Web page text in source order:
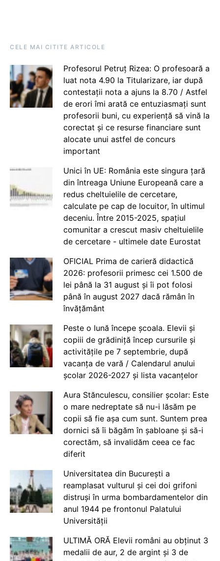
CELE MAI CITITE ARTICOLE
Profesorul Petruț Rizea: O profesoară a
luat nota 4.90 la Titularizare, iar după
contestații nota a ajuns la 8.70 / Astfel
de erori îmi arată ce entuziasmați sunt
profesorii buni, cu experiență să vină la
corectat și ce resurse financiare sunt
alocate unui astfel de concurs
important
Unici în UE: România este singura țară
din întreaga Uniune Europeană care a
redus cheltuielile de cercetare,
calculate pe cap de locuitor, în ultimul
deceniu. Între 2015-2025, spațiul
comunitar a crescut masiv cheltuielile
de cercetare - ultimele date Eurostat
OFICIAL Prima de carieră didactică
2026: profesorii primesc cei 1.500 de
lei până la 31 august și îi pot folosi
până în august 2027 dacă rămân în
învățământ
Peste o lună începe școala. Elevii și
copiii de grădiniță încep cursurile și
activitățile pe 7 septembrie, după
vacanța de vară / Calendarul anului
școlar 2026-2027 și lista vacanțelor
Aura Stănculescu, consilier școlar: Este
o mare nedreptate să nu-i lăsăm pe
copii să fie așa cum sunt. Suntem prea
dornici să îi băgăm în șabloane și să-i
corectăm, să invalidăm ceea ce fac
diferit
Universitatea din București a
reamplasat vulturul și cei doi grifoni
distruși în urma bombardamentelor din
anul 1944 pe frontonul Palatului
Universității
ULTIMĂ ORĂ Elevii români au obținut 3
medalii de aur, 2 de argint și 3 de